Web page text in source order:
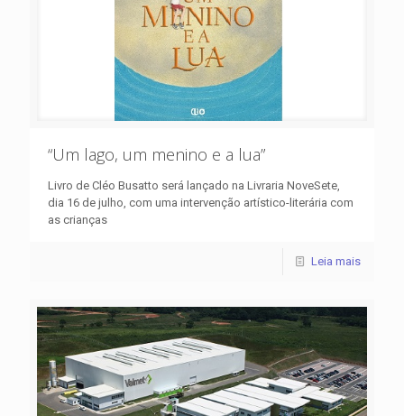
“Um lago, um menino e a lua”
Livro de Cléo Busatto será lançado na Livraria NoveSete,
dia 16 de julho, com uma intervenção artístico-literária com
as crianças
Leia mais